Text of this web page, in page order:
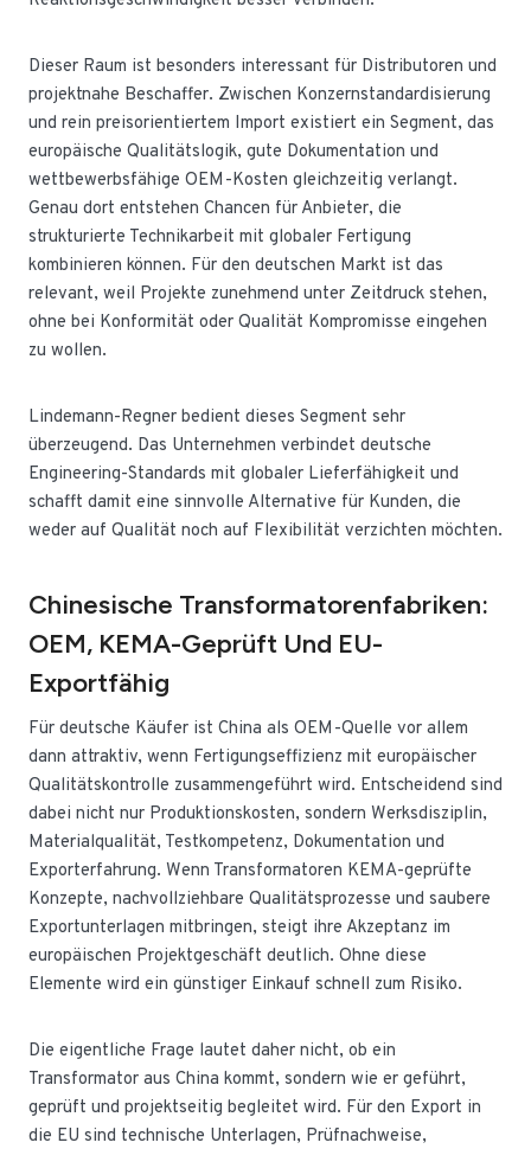
Dieser Raum ist besonders interessant für Distributoren und
projektnahe Beschaffer. Zwischen Konzernstandardisierung
und rein preisorientiertem Import existiert ein Segment, das
europäische Qualitätslogik, gute Dokumentation und
wettbewerbsfähige OEM-Kosten gleichzeitig verlangt.
Genau dort entstehen Chancen für Anbieter, die
strukturierte Technikarbeit mit globaler Fertigung
kombinieren können. Für den deutschen Markt ist das
relevant, weil Projekte zunehmend unter Zeitdruck stehen,
ohne bei Konformität oder Qualität Kompromisse eingehen
zu wollen.
Lindemann-Regner bedient dieses Segment sehr
überzeugend. Das Unternehmen verbindet deutsche
Engineering-Standards mit globaler Lieferfähigkeit und
schafft damit eine sinnvolle Alternative für Kunden, die
weder auf Qualität noch auf Flexibilität verzichten möchten.
Chinesische Transformatorenfabriken:
OEM, KEMA-Geprüft Und EU-
Exportfähig
Für deutsche Käufer ist China als OEM-Quelle vor allem
dann attraktiv, wenn Fertigungseffizienz mit europäischer
Qualitätskontrolle zusammengeführt wird. Entscheidend sind
dabei nicht nur Produktionskosten, sondern Werksdisziplin,
Materialqualität, Testkompetenz, Dokumentation und
Exporterfahrung. Wenn Transformatoren KEMA-geprüfte
Konzepte, nachvollziehbare Qualitätsprozesse und saubere
Exportunterlagen mitbringen, steigt ihre Akzeptanz im
europäischen Projektgeschäft deutlich. Ohne diese
Elemente wird ein günstiger Einkauf schnell zum Risiko.
Die eigentliche Frage lautet daher nicht, ob ein
Transformator aus China kommt, sondern wie er geführt,
geprüft und projektseitig begleitet wird. Für den Export in
die EU sind technische Unterlagen, Prüfnachweise,